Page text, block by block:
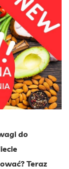
do
Teraz